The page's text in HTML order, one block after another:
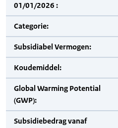
01/01/2026 :
Categorie:
Subsidiabel Vermogen:
Koudemiddel:
Global Warming Potential
(GWP):
Subsidiebedrag vanaf